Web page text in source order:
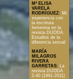
Mª ELISA
VARELA
RODRÍGUEZ: Mi
experiencia con
la escritura
femenina en la
revista DUODA.
Estudios de la
diferencia sexual
MARÍA
MILAGROS
RIVERA
GARRETAS: La
revista DUODA
2-40 (1991-2011)